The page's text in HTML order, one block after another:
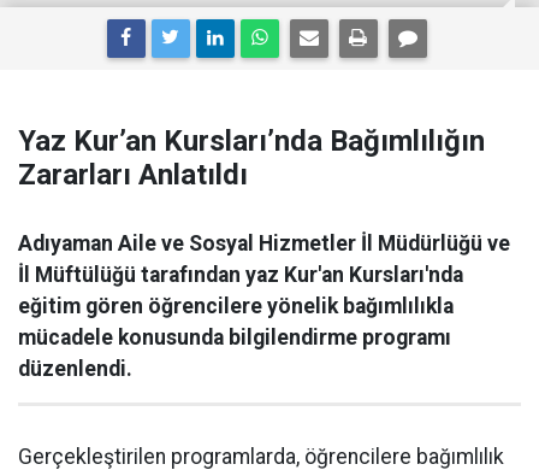
Yaz Kur’an Kursları’nda Bağımlılığın
Zararları Anlatıldı
Adıyaman Aile ve Sosyal Hizmetler İl Müdürlüğü ve
İl Müftülüğü tarafından yaz Kur'an Kursları'nda
eğitim gören öğrencilere yönelik bağımlılıkla
mücadele konusunda bilgilendirme programı
düzenlendi.
Gerçekleştirilen programlarda, öğrencilere bağımlılık